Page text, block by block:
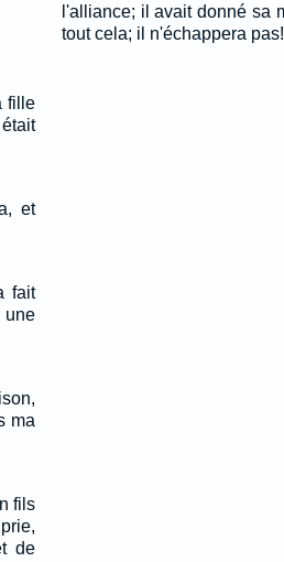
fille
et
fait
une
ma
fils
de
l'alliance; il avait donné sa
tout cela; il n'échappera pas!